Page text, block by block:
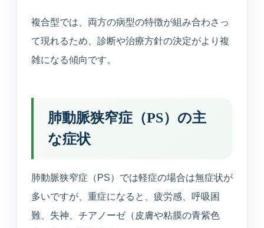
複合型では、両方の病型の特徴が組み合わさっ
て現れるため、診断や治療方針の決定がより複
雑になる傾向です。
肺動脈狭窄症（PS）の主
な症状
肺動脈狭窄症（PS）では軽症の場合は無症状が
多いですが、重症になると、疲労感、呼吸困
難、失神、チアノーゼ（皮膚や粘膜の青紫色